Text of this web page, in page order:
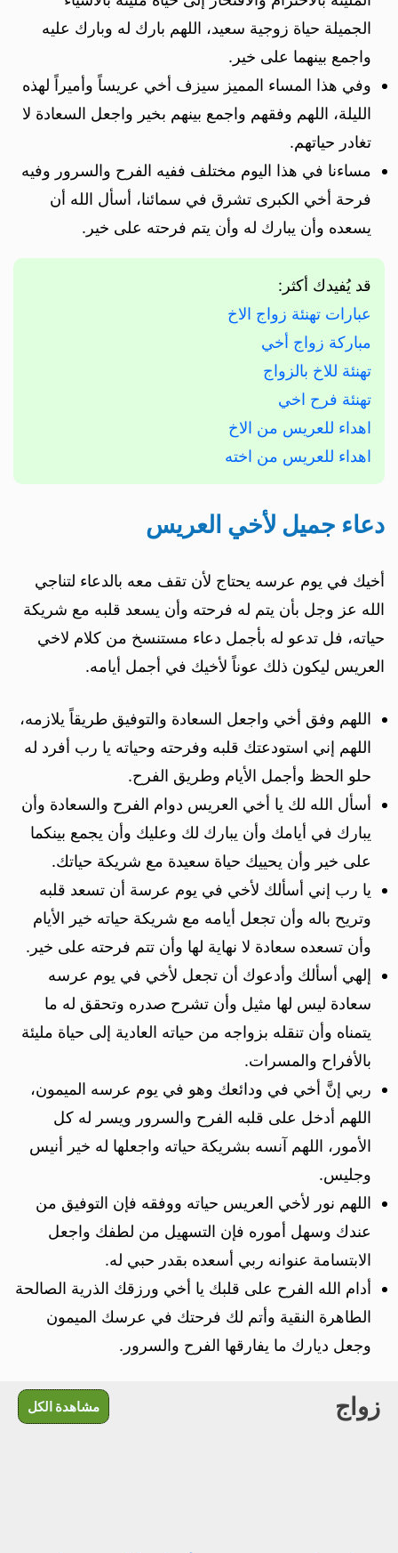
الجميلة حياة زوجية سعيد، اللهم بارك له وبارك عليه
واجمع بينهما على خير.
وفي هذا المساء المميز سيزف أخي عريساً وأميراً لهذه
الليلة، اللهم وفقهم واجمع بينهم بخير واجعل السعادة لا
تغادر حياتهم.
مساءنا في هذا اليوم مختلف ففيه الفرح والسرور وفيه
فرحة أخي الكبرى تشرق في سمائنا، أسأل الله أن
يسعده وأن يبارك له وأن يتم فرحته على خير.
قد يُفيدك أكثر:
عبارات تهنئة زواج الاخ
مباركة زواج أخي
تهنئة للاخ بالزواج
تهنئة فرح اخي
اهداء للعريس من الاخ
اهداء للعريس من اخته
دعاء جميل لأخي العريس
أخيك في يوم عرسه يحتاج لأن تقف معه بالدعاء لتناجي
الله عز وجل بأن يتم له فرحته وأن يسعد قلبه مع شريكة
حياته، فل تدعو له بأجمل دعاء مستنسخ من كلام لاخي
العريس ليكون ذلك عوناً لأخيك في أجمل أيامه.
اللهم وفق أخي واجعل السعادة والتوفيق طريقاً يلازمه،
اللهم إني استودعتك قلبه وفرحته وحياته يا رب أفرد له
حلو الحظ وأجمل الأيام وطريق الفرح.
أسأل الله لك يا أخي العريس دوام الفرح والسعادة وأن
يبارك في أيامك وأن يبارك لك وعليك وأن يجمع بينكما
على خير وأن يحييك حياة سعيدة مع شريكة حياتك.
يا رب إني أسألك لأخي في يوم عرسة أن تسعد قلبه
وتريح باله وأن تجعل أيامه مع شريكة حياته خير الأيام
وأن تسعده سعادة لا نهاية لها وأن تتم فرحته على خير.
إلهي أسألك وأدعوك أن تجعل لأخي في يوم عرسه
سعادة ليس لها مثيل وأن تشرح صدره وتحقق له ما
يتمناه وأن تنقله بزواجه من حياته العادية إلى حياة مليئة
بالأفراح والمسرات.
ربي إنَّ أخي في ودائعك وهو في يوم عرسه الميمون،
اللهم أدخل على قلبه الفرح والسرور ويسر له كل
الأمور، اللهم آنسه بشريكة حياته واجعلها له خير أنيس
وجليس.
اللهم نور لأخي العريس حياته ووفقه فإن التوفيق من
عندك وسهل أموره فإن التسهيل من لطفك واجعل
الابتسامة عنوانه ربي أسعده بقدر حبي له.
أدام الله الفرح على قلبك يا أخي ورزقك الذرية الصالحة
الطاهرة النقية وأتم لك فرحتك في عرسك الميمون
وجعل ديارك ما يفارقها الفرح والسرور.
زواج مشاهدة الكل